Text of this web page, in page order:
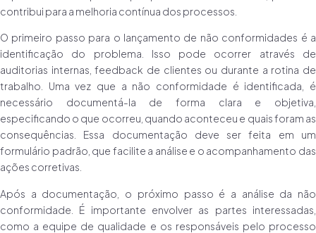
contribui para a melhoria contínua dos processos.
O primeiro passo para o lançamento de não conformidades é a
identificação do problema. Isso pode ocorrer através de
auditorias internas, feedback de clientes ou durante a rotina de
trabalho. Uma vez que a não conformidade é identificada, é
necessário documentá-la de forma clara e objetiva,
especificando o que ocorreu, quando aconteceu e quais foram as
consequências. Essa documentação deve ser feita em um
formulário padrão, que facilite a análise e o acompanhamento das
ações corretivas.
Após a documentação, o próximo passo é a análise da não
conformidade. É importante envolver as partes interessadas,
como a equipe de qualidade e os responsáveis pelo processo